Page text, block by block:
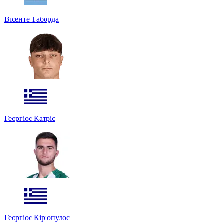
Вісенте Таборда
Георгіос Катріс
Георгіос Кіріопулос